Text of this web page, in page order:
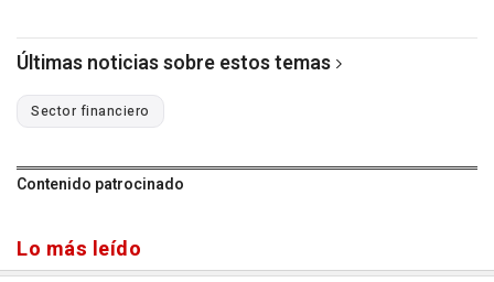
Últimas noticias sobre estos temas
Sector financiero
Contenido patrocinado
Lo más leído